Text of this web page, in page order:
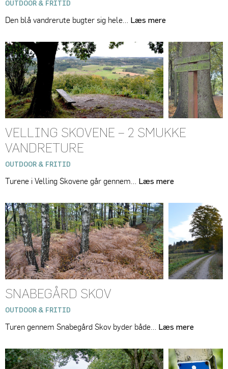
OUTDOOR & FRITID
Den blå vandrerute bugter sig hele… Læs mere
VELLING SKOVENE – 2 SMUKKE
VANDRETURE
OUTDOOR & FRITID
Turene i Velling Skovene går gennem… Læs mere
SNABEGÅRD SKOV
OUTDOOR & FRITID
Turen gennem Snabegård Skov byder både… Læs mere